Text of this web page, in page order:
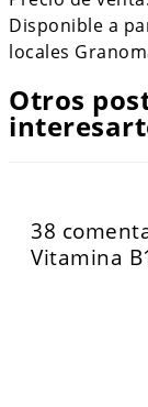
Disponible a
locales
Otros
38
Vitamina